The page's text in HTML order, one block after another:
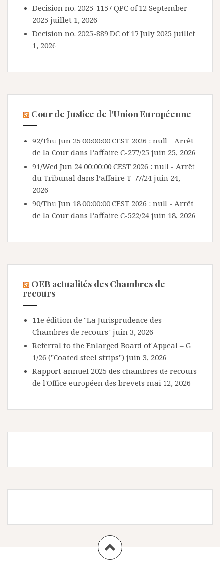
Decision no. 2025-1157 QPC of 12 September
2025 juillet 1, 2026
Decision no. 2025-889 DC of 17 July 2025 juillet
1, 2026
Cour de Justice de l’Union Européenne
92/Thu Jun 25 00:00:00 CEST 2026 : null - Arrêt
de la Cour dans l’affaire C-277/25 juin 25, 2026
91/Wed Jun 24 00:00:00 CEST 2026 : null - Arrêt
du Tribunal dans l’affaire T-77/24 juin 24,
2026
90/Thu Jun 18 00:00:00 CEST 2026 : null - Arrêt
de la Cour dans l’affaire C-522/24 juin 18, 2026
OEB actualités des Chambres de
recours
11e édition de "La Jurisprudence des
Chambres de recours" juin 3, 2026
Referral to the Enlarged Board of Appeal – G
1/26 ("Coated steel strips") juin 3, 2026
Rapport annuel 2025 des chambres de recours
de l'Office européen des brevets mai 12, 2026